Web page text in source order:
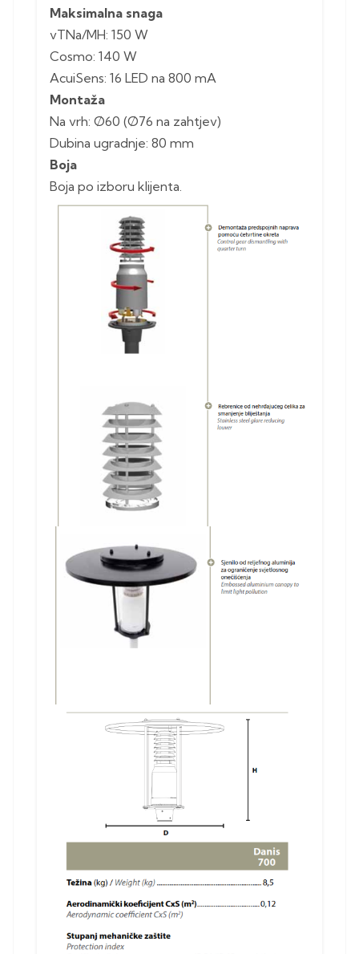
Maksimalna snaga
vTNa/MH: 150 W
Cosmo: 140 W
AcuiSens: 16 LED na 800 mA
Montaža
Na vrh: Ø60 (Ø76 na zahtjev)
Dubina ugradnje: 80 mm
Boja
Boja po izboru klijenta.